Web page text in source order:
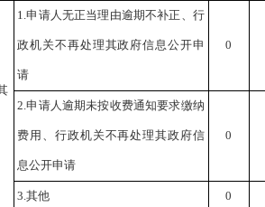
1.申请人无正当理由逾期不补正、行
政机关不再处理其政府信息公开申
请
0
2.申请人逾期未按收费通知要求缴纳
费用、行政机关不再处理其政府信
息公开申请
0
3.其他 0